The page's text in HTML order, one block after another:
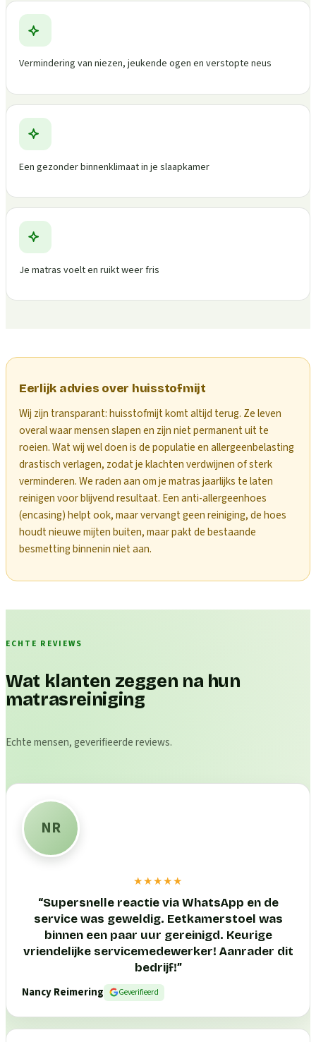
Vermindering van niezen, jeukende ogen en verstopte neus
Een gezonder binnenklimaat in je slaapkamer
Je matras voelt en ruikt weer fris
Eerlijk advies over huisstofmijt
Wij zijn transparant: huisstofmijt komt altijd terug. Ze leven
overal waar mensen slapen en zijn niet permanent uit te
roeien. Wat wij wel doen is de populatie en allergeenbelasting
drastisch verlagen, zodat je klachten verdwijnen of sterk
verminderen. We raden aan om je matras jaarlijks te laten
reinigen voor blijvend resultaat. Een anti-allergeenhoes
(encasing) helpt ook, maar vervangt geen reiniging, de hoes
houdt nieuwe mijten buiten, maar pakt de bestaande
besmetting binnenin niet aan.
ECHTE REVIEWS
Wat klanten zeggen na hun
matrasreiniging
Echte mensen, geverifieerde reviews.
NR
★★★★★
“Supersnelle reactie via WhatsApp en de
service was geweldig. Eetkamerstoel was
binnen een paar uur gereinigd. Keurige
vriendelijke servicemedewerker! Aanrader dit
bedrijf!”
Nancy Reimering
Geverifieerd